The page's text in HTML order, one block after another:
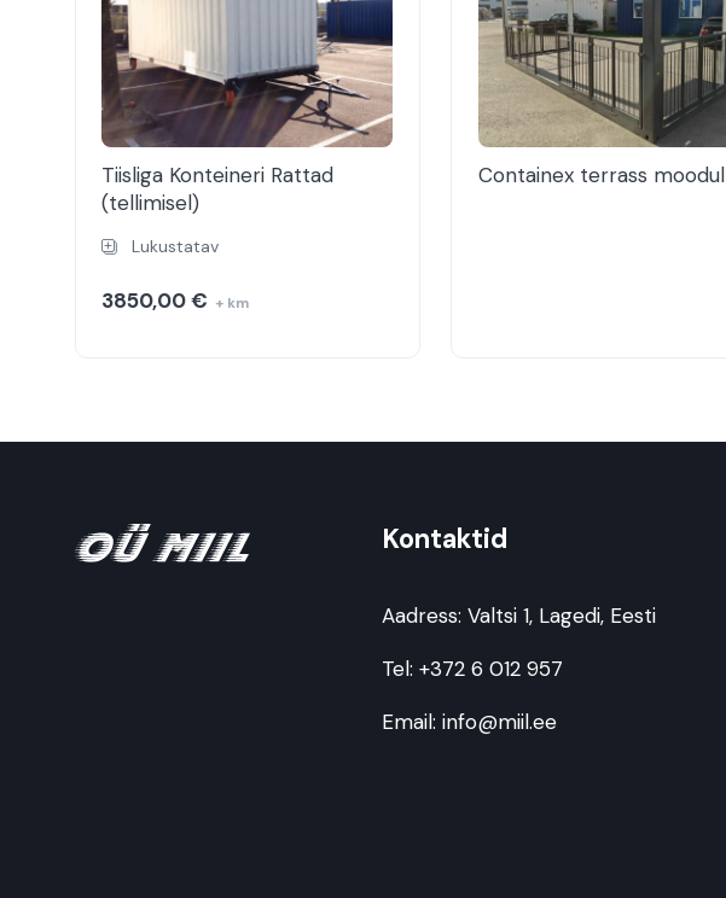
Tiisliga Konteineri Rattad
(tellimisel)
Lukustatav
3850,00€ + km
Containex terrass moodul
Kontaktid
Aadress:Valtsi 1, Lagedi, Eesti
Tel:+372 6 012 957
Email:info@miil.ee